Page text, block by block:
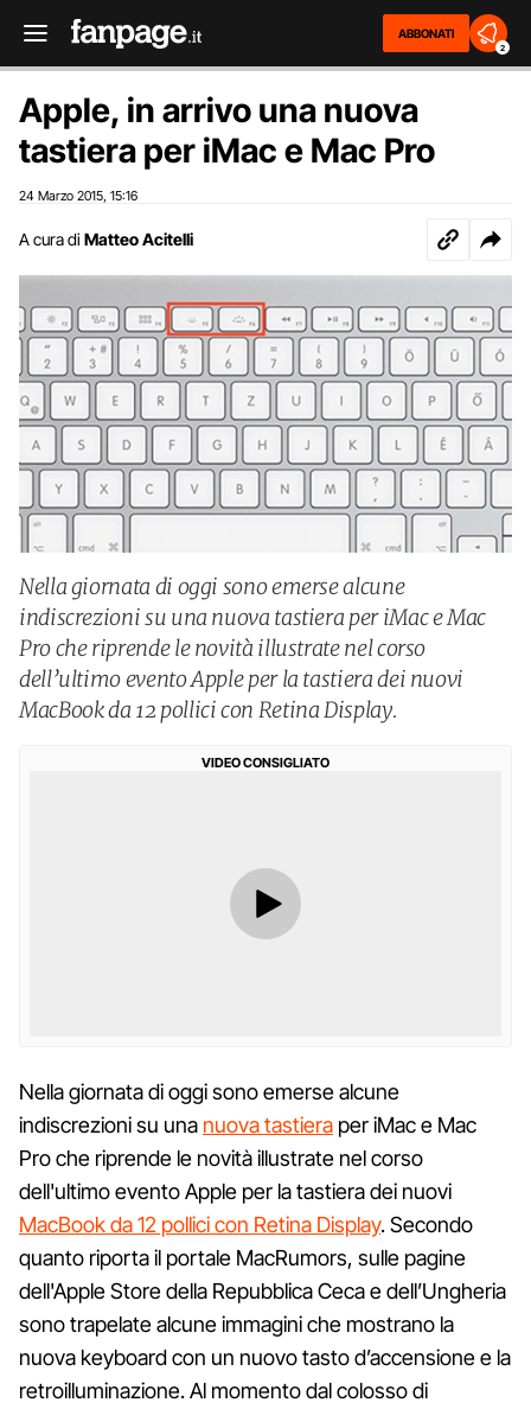
ABBONATI
2
Apple, in arrivo una nuova
tastiera per iMac e Mac Pro
24 Marzo 2015 15:16
A cura di Matteo Acitelli
Nella giornata di oggi sono emerse alcune
indiscrezioni su una nuova tastiera per iMac e Mac
Pro che riprende le novità illustrate nel corso
dell’ultimo evento Apple per la tastiera dei nuovi
MacBook da 12 pollici con Retina Display.
VIDEO CONSIGLIATO
Nella giornata di oggi sono emerse alcune
indiscrezioni su una nuova tastiera per iMac e Mac
Pro che riprende le novità illustrate nel corso
dell'ultimo evento Apple per la tastiera dei nuovi
MacBook da 12 pollici con Retina Display. Secondo
quanto riporta il portale MacRumors, sulle pagine
dell'Apple Store della Repubblica Ceca e dell’Ungheria
sono trapelate alcune immagini che mostrano la
nuova keyboard con un nuovo tasto d’accensione e la
retroilluminazione. Al momento dal colosso di